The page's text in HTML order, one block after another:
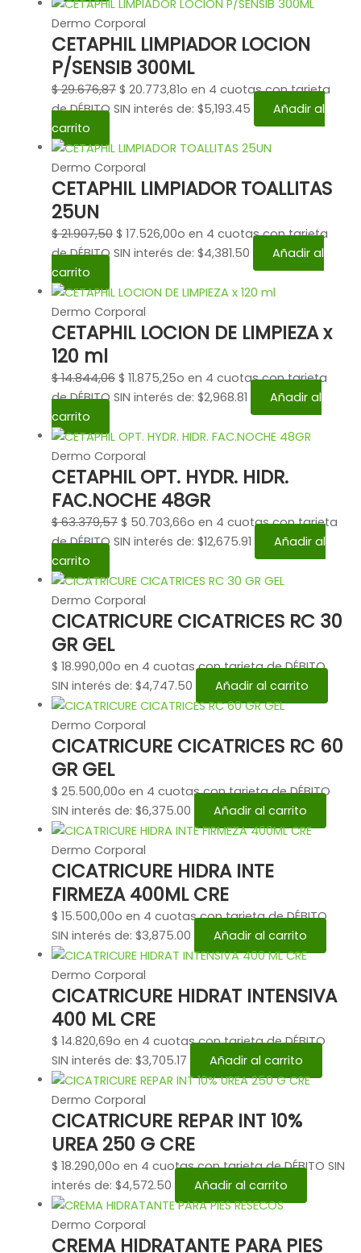
Dermo Corporal
CETAPHIL LIMPIADOR LOCION
P/SENSIB 300ML
$29.676,87 $ 20.773,81o en 4 cuotas con tarjeta
de DÉBITO SIN interés de: $5,193.45
Añadir al
carrito
Dermo Corporal
CETAPHIL LIMPIADOR TOALLITAS
25UN
$21.907,50 $ 17.526,00o en 4 cuotas con tarjeta
de DÉBITO SIN interés de: $4,381.50
Añadir al
carrito
Dermo Corporal
CETAPHIL LOCION DE LIMPIEZA x
120 ml
$14.844,06 $ 11.875,25o en 4 cuotas con tarjeta
de DÉBITO SIN interés de: $2,968.81
Añadir al
carrito
Dermo Corporal
CETAPHIL OPT. HYDR. HIDR.
FAC.NOCHE 48GR
$63.379,57 $ 50.703,66o en 4 cuotas con tarjeta
de DÉBITO SIN interés de: $12,675.91
Añadir al
carrito
Dermo Corporal
CICATRICURE CICATRICES RC 30
GR GEL
$ 18.990,00o en 4 cuotas con tarjeta de DÉBITO
SIN interés de: $4,747.50
Añadir al carrito
Dermo Corporal
CICATRICURE CICATRICES RC 60
GR GEL
$ 25.500,00o en 4 cuotas con tarjeta de DÉBITO
SIN interés de: $6,375.00
Añadir al carrito
Dermo Corporal
CICATRICURE HIDRA INTE
FIRMEZA 400ML CRE
$ 15.500,00o en 4 cuotas con tarjeta de DÉBITO
SIN interés de: $3,875.00
Añadir al carrito
Dermo Corporal
CICATRICURE HIDRAT INTENSIVA
400 ML CRE
$ 14.820,69o en 4 cuotas con tarjeta de DÉBITO
SIN interés de: $3,705.17
Añadir al carrito
Dermo Corporal
CICATRICURE REPAR INT 10%
UREA 250 G CRE
$ 18.290,00o en 4 cuotas con tarjeta de DÉBITO SIN
interés de: $4,572.50
Añadir al carrito
Dermo Corporal
CREMA HIDRATANTE PARA PIES